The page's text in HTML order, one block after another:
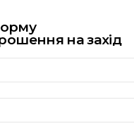
на захід